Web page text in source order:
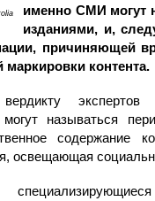
именно СМИ могут
изданиями, и,
причиняющей
маркировки контента.
экспертов
могут называться
содержание
освещающая